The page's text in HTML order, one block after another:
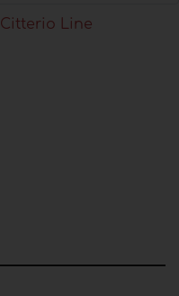
Citterio Line